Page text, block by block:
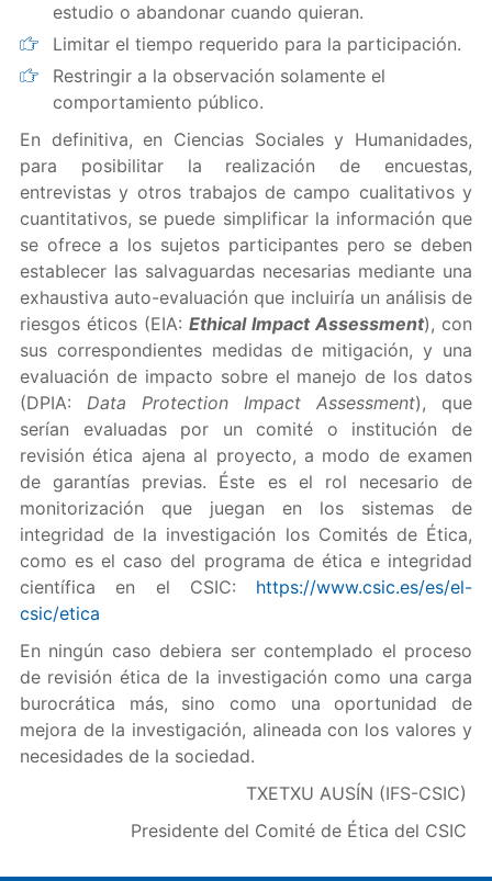
estudio o abandonar cuando quieran.
Limitar el tiempo requerido para la participación.
Restringir a la observación solamente el
comportamiento público.
En definitiva, en Ciencias Sociales y Humanidades,
para posibilitar la realización de encuestas,
entrevistas y otros trabajos de campo cualitativos y
cuantitativos, se puede simplificar la información que
se ofrece a los sujetos participantes pero se deben
establecer las salvaguardas necesarias mediante una
exhaustiva auto-evaluación que incluiría un análisis de
riesgos éticos (EIA: Ethical Impact Assessment), con
sus correspondientes medidas de mitigación, y una
evaluación de impacto sobre el manejo de los datos
(DPIA: Data Protection Impact Assessment), que
serían evaluadas por un comité o institución de
revisión ética ajena al proyecto, a modo de examen
de garantías previas. Éste es el rol necesario de
monitorización que juegan en los sistemas de
integridad de la investigación los Comités de Ética,
como es el caso del programa de ética e integridad
científica en el CSIC: https://www.csic.es/es/el-
csic/etica
En ningún caso debiera ser contemplado el proceso
de revisión ética de la investigación como una carga
burocrática más, sino como una oportunidad de
mejora de la investigación, alineada con los valores y
necesidades de la sociedad.
TXETXU AUSÍN (IFS-CSIC)
Presidente del Comité de Ética del CSIC